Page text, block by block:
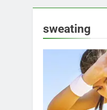
sweating